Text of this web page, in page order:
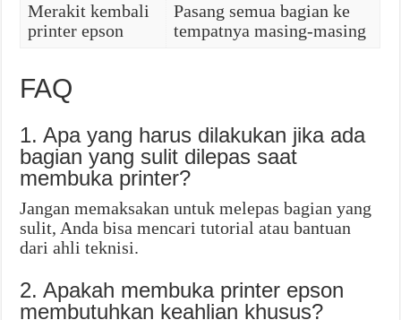
Merakit kembali
printer epson
Pasang semua bagian ke
tempatnya masing-masing
FAQ
1. Apa yang harus dilakukan jika ada
bagian yang sulit dilepas saat
membuka printer?
Jangan memaksakan untuk melepas bagian yang
sulit, Anda bisa mencari tutorial atau bantuan
dari ahli teknisi.
2. Apakah membuka printer epson
membutuhkan keahlian khusus?